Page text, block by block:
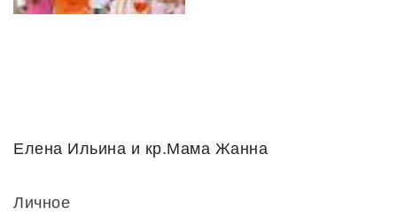
Елена Ильина и кр.Мама Жанна
Личное